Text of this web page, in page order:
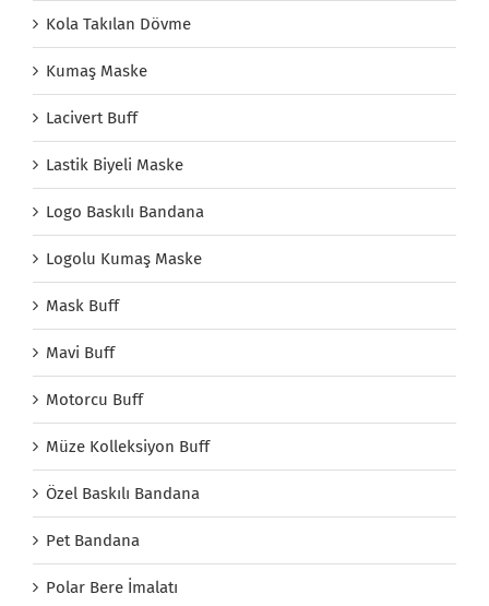
Kola Takılan Dövme
Kumaş Maske
Lacivert Buff
Lastik Biyeli Maske
Logo Baskılı Bandana
Logolu Kumaş Maske
Mask Buff
Mavi Buff
Motorcu Buff
Müze Kolleksiyon Buff
Özel Baskılı Bandana
Pet Bandana
Polar Bere İmalatı